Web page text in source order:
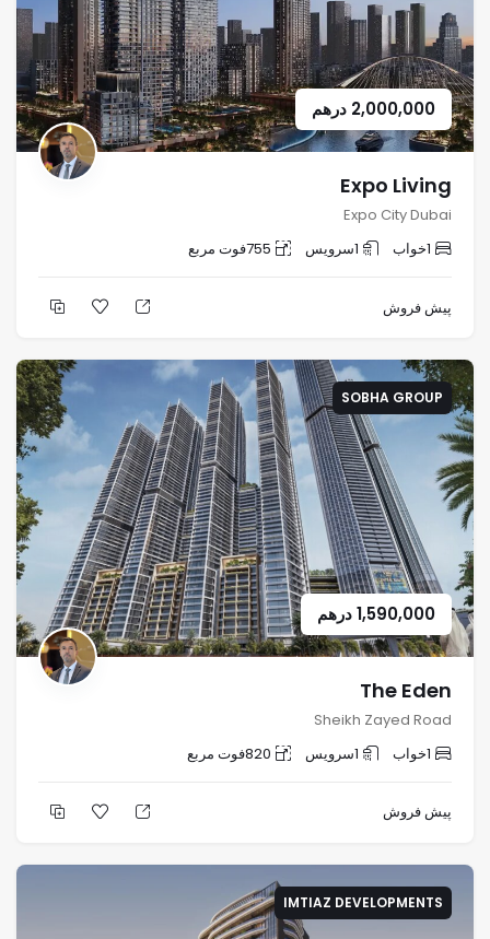
2,000,000 درهم
Expo Living
Expo City Dubai
1خواب 1سرویس 755فوت مربع
پیش فروش
SOBHA GROUP
1,590,000درهم
The Eden
Sheikh Zayed Road
1خواب 1سرویس 820فوت مربع
پیش فروش
IMTIAZ DEVELOPMENTS